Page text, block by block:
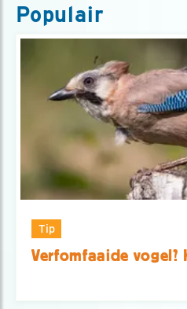
Populair
Tip
Verfomfaaide vogel?